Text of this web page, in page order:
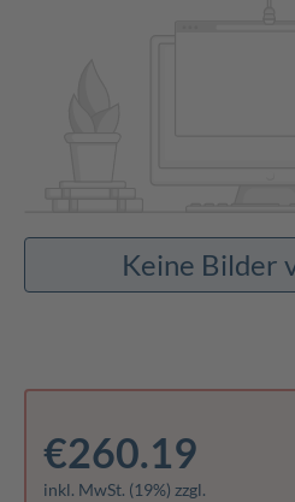
Keine Bilder
€260.19
inkl. MwSt. (19%) zzgl.